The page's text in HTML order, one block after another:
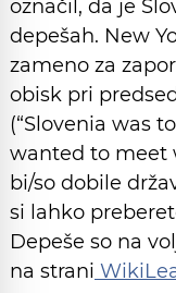
označil, da je
depešah. New
zameno za
obisk pri
(“Slovenia was
wanted to meet
bi/so dobile
si lahko
Depeše so na
na strani